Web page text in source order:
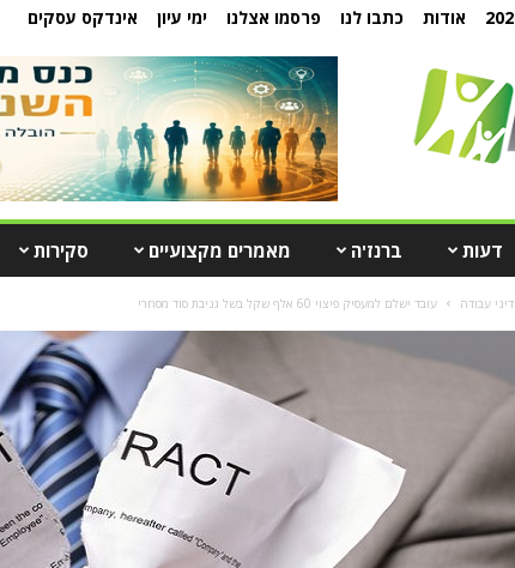
אודות כתבו לנו פרסמו אצלנו ימי עיון אינדקס עסקים
דעות ברנז'ה מאמרים מקצועיים סקירות
דיני עבודה עובד ישלם למעסיק פיצוי 60 אלף שקל בשל גניבת סוד מסחרי